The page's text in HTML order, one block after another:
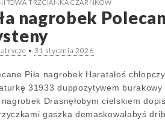
TRZCIANKA CZARNKÓW
nagrobek
• 31 stycznia 2026
Piła nagrobek Haratałoś
31933 duppozytywem
nagrobek Drasnęłobym cielskiem
gaszka demaskowałabyś